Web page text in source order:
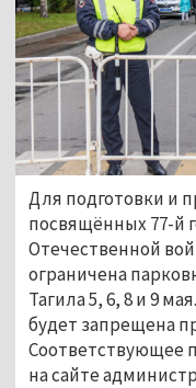
Для подготовки и
посвящённых 77-й
Отечественной
ограничена
Тагила 5, 6, 8 и 9
будет запрещена
Соответствующее
на сайте